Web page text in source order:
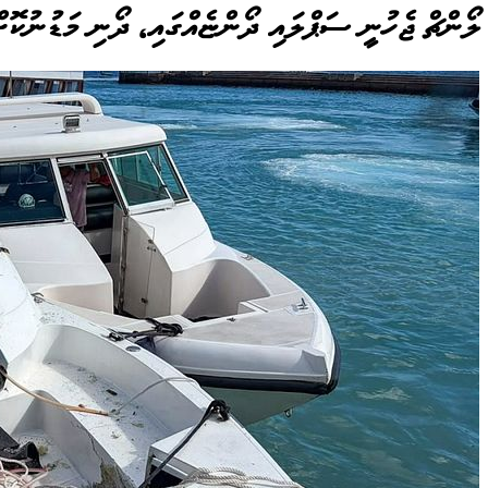
ލޯންޗް ޖެހުނީ ސަޕްލައި ދޯންޏެއްގައި، ދޯނި